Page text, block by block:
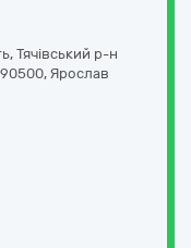
, Тячівський р-н
90500, Ярослав